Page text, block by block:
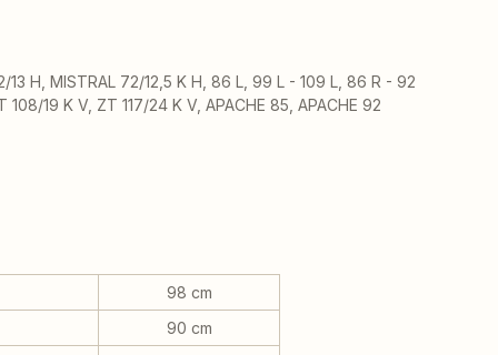
H, MISTRAL 72/12,5 K H, 86 L, 99 L - 109 L, 86 R - 92
108/19 K V, ZT 117/24 K V, APACHE 85, APACHE 92
98 cm
90 cm